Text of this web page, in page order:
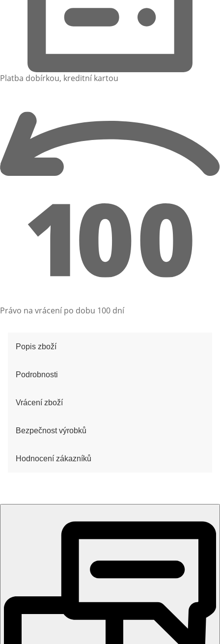
Platba dobírkou, kreditní kartou
Právo na vrácení po dobu 100 dní
Popis zboží
Podrobnosti
Vrácení zboží
Bezpečnost výrobků
Hodnocení zákazníků